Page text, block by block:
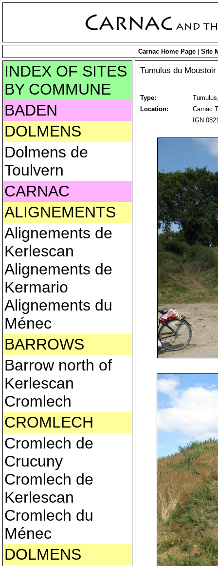
Carnac Home Page| Site
INDEX OF SITES
BY COMMUNE
BADEN
DOLMENS
Dolmens de
Toulvern
CARNAC
ALIGNEMENTS
Alignements de
Kerlescan
Alignements de
Kermario
Alignements du
Ménec
BARROWS
Barrow north of
Kerlescan
Cromlech
CROMLECH
Cromlech de
Crucuny
Cromlech de
Kerlescan
Cromlech du
Ménec
DOLMENS
Tumulus du
Type:
Location:
Carnac
IGN